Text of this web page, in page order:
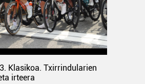
Klasikoa. Txirrindularien
irteera